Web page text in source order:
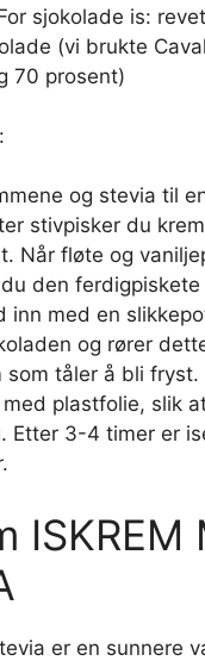
sjokolade is:
(vi brukte
70 prosent)
:
og stevia til
stivpisker du
Når fløte og
den ferdigpiskete
inn med en
og rører
som tåler å bli fryst.
plastfolie, slik
Etter 3-4 timer er
ISKREM
er en sunnere